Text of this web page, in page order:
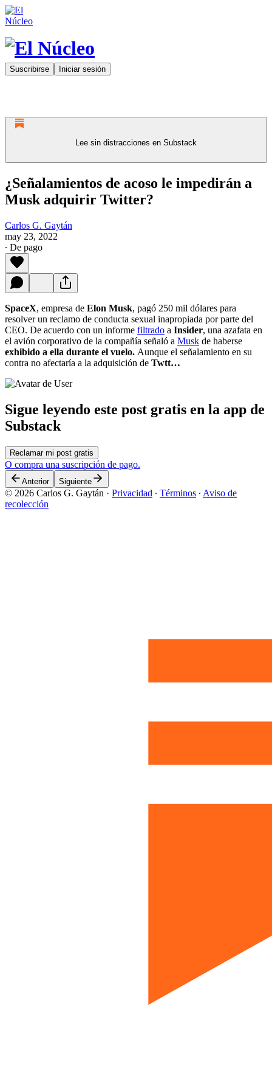
Suscribirse Iniciar sesión
Lee sin distracciones en Substack
¿Señalamientos de acoso le impedirán a
Musk adquirir Twitter?
Carlos G. Gaytán
may 23, 2022
∙ De pago
SpaceX, empresa de Elon Musk, pagó 250 mil dólares para
resolver un reclamo de conducta sexual inapropiada por parte del
CEO. De acuerdo con un informe filtrado a Insider, una azafata en
el avión corporativo de la compañía señaló a Musk de haberse
exhibido a ella durante el vuelo. Aunque el señalamiento en su
contra no afectaría a la adquisición de Twtt…
Sigue leyendo este post gratis en la app de
Substack
Reclamar mi post gratis
O compra una suscripción de pago.
Anterior Siguiente
© 2026 Carlos G. Gaytán · Privacidad ∙ Términos ∙ Aviso de
recolección